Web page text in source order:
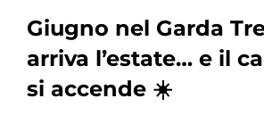
Giugno nel Garda
arriva l’estate… e il
si accende ☀️